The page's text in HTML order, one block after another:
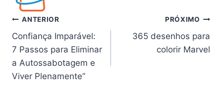
Navegação
de
Post
ANTERIOR
Confiança Imparável:
7 Passos para Eliminar
a Autossabotagem e
Viver Plenamente”
PRÓXIMO
365 desenhos para
colorir Marvel